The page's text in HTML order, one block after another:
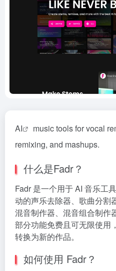
AI
music tools for vocal
remixing, and mashups.
什么是Fadr？
Fadr 是一个用于 AI 音乐工
动的声乐去除器、歌曲分割
混音制作器、混音组合制作
部分功能免费且可无限使用
转换为新的作品。
如何使用 Fadr？